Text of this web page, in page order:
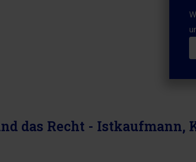
das Recht - Istkaufmann,